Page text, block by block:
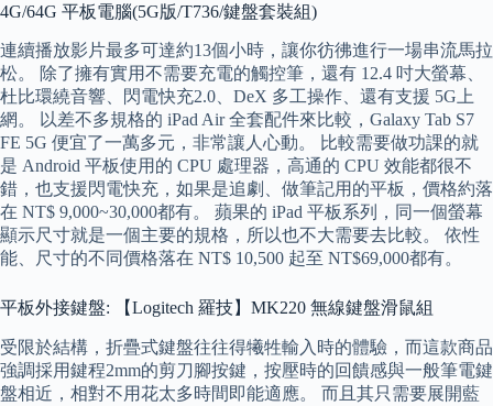
4G/64G 平板電腦(5G版/T736/鍵盤套裝組)
連續播放影片最多可達約13個小時，讓你彷彿進行一場串流馬拉
松。 除了擁有實用不需要充電的觸控筆，還有 12.4 吋大螢幕、
杜比環繞音響、閃電快充2.0、DeX 多工操作、還有支援 5G上
網。 以差不多規格的 iPad Air 全套配件來比較，Galaxy Tab S7
FE 5G 便宜了一萬多元，非常讓人心動。 比較需要做功課的就
是 Android 平板使用的 CPU 處理器，高通的 CPU 效能都很不
錯，也支援閃電快充，如果是追劇、做筆記用的平板，價格約落
在 NT$ 9,000~30,000都有。 蘋果的 iPad 平板系列，同一個螢幕
顯示尺寸就是一個主要的規格，所以也不大需要去比較。 依性
能、尺寸的不同價格落在 NT$ 10,500 起至 NT$69,000都有。
平板外接鍵盤: 【Logitech 羅技】MK220 無線鍵盤滑鼠組
受限於結構，折疊式鍵盤往往得犧牲輸入時的體驗，而這款商品
強調採用鍵程2mm的剪刀腳按鍵，按壓時的回饋感與一般筆電鍵
盤相近，相對不用花太多時間即能適應。 而且其只需要展開藍